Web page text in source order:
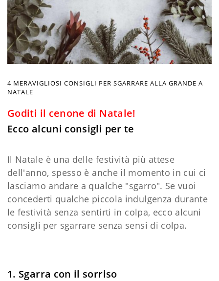
4 MERAVIGLIOSI CONSIGLI PER SGARRARE ALLA GRANDE A
NATALE
Goditi il cenone di Natale!
Ecco alcuni consigli per te
Il Natale è una delle festività più attese
dell'anno, spesso è anche il momento in cui ci
lasciamo andare a qualche "sgarro". Se vuoi
concederti qualche piccola indulgenza durante
le festività senza sentirti in colpa, ecco alcuni
consigli per sgarrare senza sensi di colpa.
1. Sgarra con il sorriso